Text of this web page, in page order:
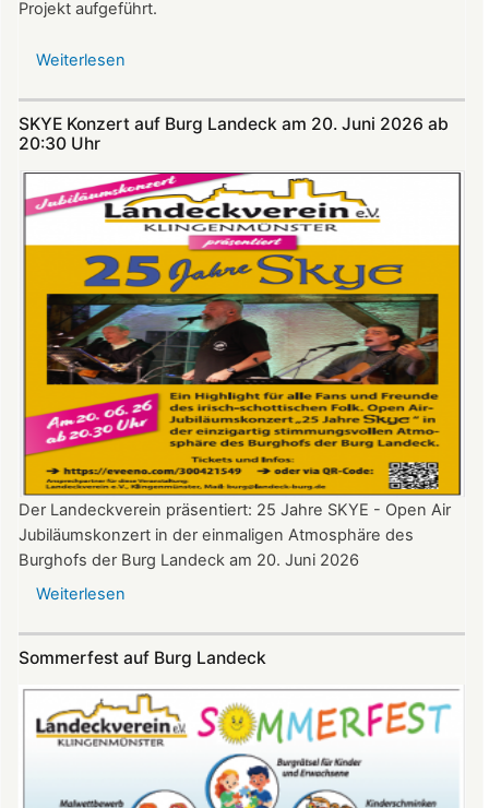
Projekt aufgeführt.
Weiterlesen
Theatersommer
Burg
Landeck
SKYE Konzert auf Burg Landeck am 20. Juni 2026 ab
20:30 Uhr​​​​​​​​​​​​​​
Der Landeckverein präsentiert: 25 Jahre SKYE - Open Air
Jubiläumskonzert in der einmaligen Atmosphäre des
Burghofs der Burg Landeck am 20. Juni 2026
Weiterlesen
auf
Burg
Landeck
am
Juni
Sommerfest auf Burg Landeck